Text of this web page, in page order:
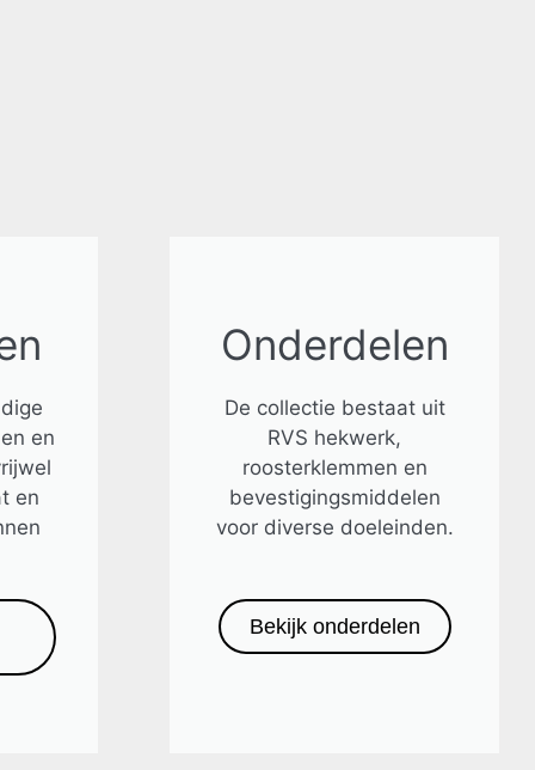
en
en
Onderdelen
De collectie bestaat uit
RVS hekwerk,
roosterklemmen en
bevestigingsmiddelen
voor diverse doeleinden.
Bekijk onderdelen